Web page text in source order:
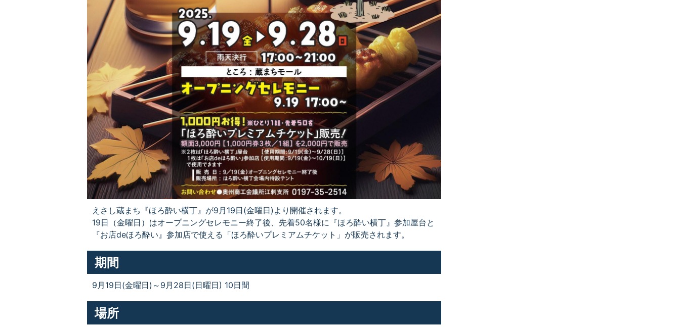
えさし蔵まち『ほろ酔い横丁』が9月19日(金曜日)より開催されます。
19日（金曜日）はオープニングセレモニー終了後、先着50名様に『ほろ酔い横丁』参加屋台と
『お店deほろ酔い』参加店で使える「ほろ酔いプレミアムチケット」が販売されます。
期間
9月19日(金曜日)～9月28日(日曜日) 10日間
場所